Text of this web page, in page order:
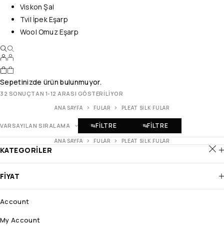
Viskon Şal
Tvil İpek Eşarp
Wool Omuz Eşarp
Sepetinizde ürün bulunmuyor.
32 SONUÇTAN 1-12 ARASI GÖSTERILIYOR
ANA SAYFA FULAR PLEAT SILK FULAR
VARSAYILAN SIRALAMA FILTRE FILTRE
ANA SAYFA FULAR PLEAT SILK FULAR
KATEGORILER
FIYAT
Account
My Account